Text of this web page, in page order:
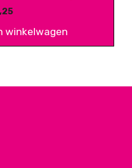
winkelwagen